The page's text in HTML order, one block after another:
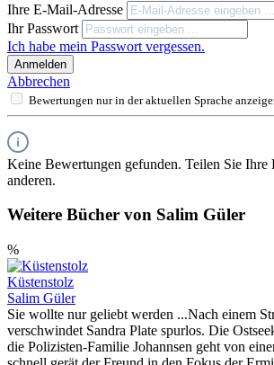
Ihre E-Mail-Adresse
Ihr Passwort
Ich habe mein Passwort vergessen.
Anmelden
Abbrechen
Bewertungen nur in der aktuellen Sprache
Keine Bewertungen gefunden. Teilen Sie Ihre
anderen.
Weitere Bücher von Salim Güler
%
Küstenstolz
Salim Güler
Sie wollte nur geliebt werden ...Nach einem
verschwindet Sandra Plate spurlos. Die
die Polizisten-Familie Johannsen geht von